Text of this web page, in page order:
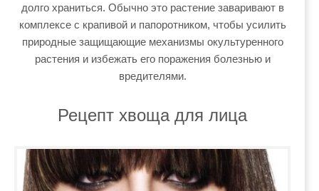
долго храниться. Обычно это растение заваривают в
комплексе с крапивой и папоротником, чтобы усилить
природные защищающие механизмы окультуренного
растения и избежать его поражения болезнью и
вредителями.
Рецепт хвоща для лица